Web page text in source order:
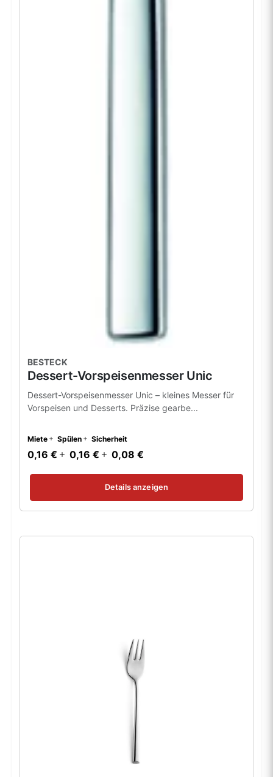
BESTECK
Dessert-Vorspeisenmesser Unic
Dessert-Vorspeisenmesser Unic – kleines Messer für
Vorspeisen und Desserts. Präzise gearbe...
Miete Spülen Sicherheit
0,16 € 0,16 € 0,08 €
Details anzeigen